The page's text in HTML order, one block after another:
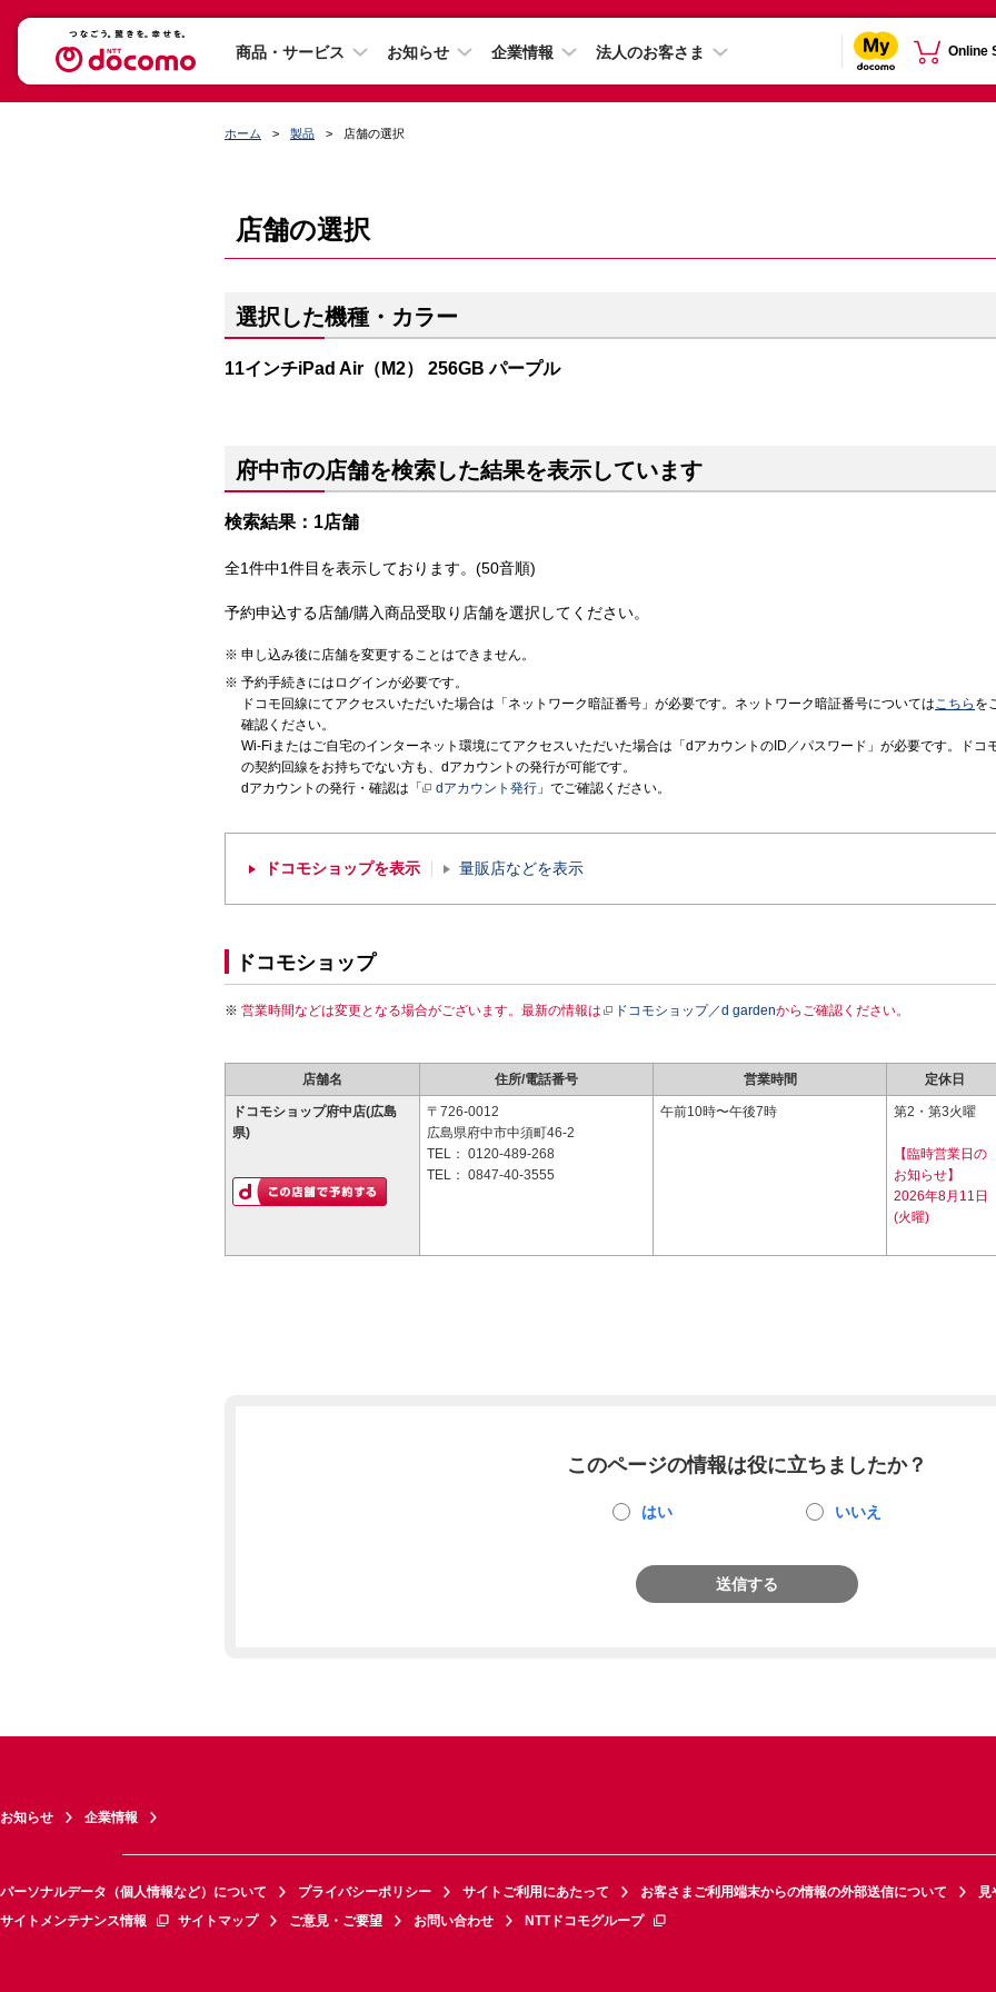
商品・サービス お知らせ 企業情報 法人のお客さま Online
ホーム 製品 店舗の選択
店舗の選択
選択した機種・カラー
11インチiPad Air（M2） 256GB パープル
府中市の店舗を検索した結果を表示しています
検索結果：1店舗
全1件中1件目を表示しております。(50音順)
予約申込する店舗/購入商品受取り店舗を選択してください。
申し込み後に店舗を変更することはできません。
予約手続きにはログインが必要です。
ドコモ回線にてアクセスいただいた場合は「ネットワーク暗証番号」が必要です。ネットワーク暗証番号についてはこちら を
確認ください。
Wi-Fiまたはご自宅のインターネット環境にてアクセスいただいた場合は「dアカウントのID／パスワード」が必要です。ドコ
の契約回線をお持ちでない方も、dアカウントの発行が可能です。
dアカウントの発行・確認は「
dアカウント発行 」でご確認ください。
ドコモショップを表示 量販店などを表示
ドコモショップ
営業時間などは変更となる場合がございます。最新の情報は ドコモショップ／d gardenからご確認ください。
店舗名 住所/電話番号 営業時間 定休日
ドコモショップ府中店(広島
県)
〒726-0012
広島県府中市中須町46-2
TEL： 0120-489-268
TEL： 0847-40-3555
午前10時〜午後7時 第2・第3火曜
【臨時営業日の
お知らせ】
2026年8月11日
(火曜)
このページの情報は役に立ちましたか？
はい いいえ
送信する
お知らせ 企業情報
パーソナルデータ（個人情報など）について プライバシーポリシー サイトご利用にあたって お客さまご利用端末からの情報の外部送信について
見
サイトメンテナンス情報
サイトマップ ご意見・ご要望 お問い合わせ NTTドコモグループ